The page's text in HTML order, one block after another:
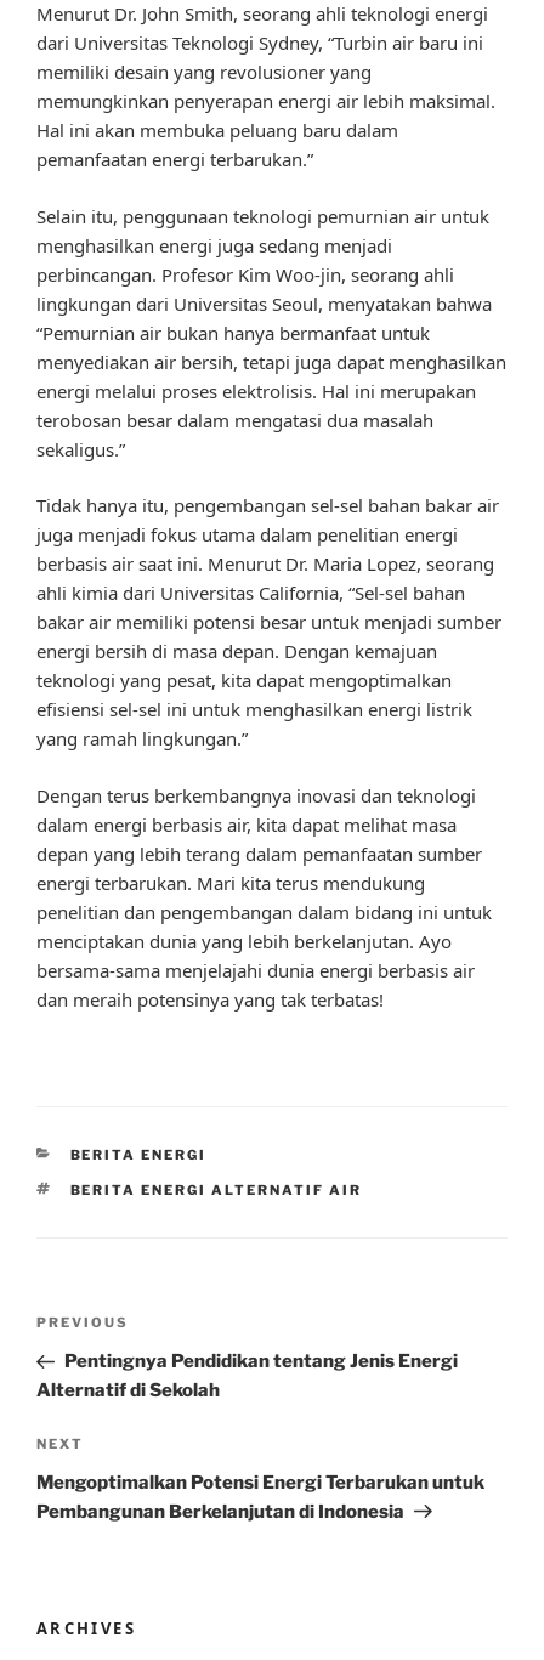
Menurut Dr. John Smith, seorang ahli teknologi energi
dari Universitas Teknologi Sydney, “Turbin air baru ini
memiliki desain yang revolusioner yang
memungkinkan penyerapan energi air lebih maksimal.
Hal ini akan membuka peluang baru dalam
pemanfaatan energi terbarukan.”
Selain itu, penggunaan teknologi pemurnian air untuk
menghasilkan energi juga sedang menjadi
perbincangan. Profesor Kim Woo-jin, seorang ahli
lingkungan dari Universitas Seoul, menyatakan bahwa
“Pemurnian air bukan hanya bermanfaat untuk
menyediakan air bersih, tetapi juga dapat menghasilkan
energi melalui proses elektrolisis. Hal ini merupakan
terobosan besar dalam mengatasi dua masalah
sekaligus.”
Tidak hanya itu, pengembangan sel-sel bahan bakar air
juga menjadi fokus utama dalam penelitian energi
berbasis air saat ini. Menurut Dr. Maria Lopez, seorang
ahli kimia dari Universitas California, “Sel-sel bahan
bakar air memiliki potensi besar untuk menjadi sumber
energi bersih di masa depan. Dengan kemajuan
teknologi yang pesat, kita dapat mengoptimalkan
efisiensi sel-sel ini untuk menghasilkan energi listrik
yang ramah lingkungan.”
Dengan terus berkembangnya inovasi dan teknologi
dalam energi berbasis air, kita dapat melihat masa
depan yang lebih terang dalam pemanfaatan sumber
energi terbarukan. Mari kita terus mendukung
penelitian dan pengembangan dalam bidang ini untuk
menciptakan dunia yang lebih berkelanjutan. Ayo
bersama-sama menjelajahi dunia energi berbasis air
dan meraih potensinya yang tak terbatas!
CATEGORIES
BERITA ENERGI
TAGS
BERITA ENERGI ALTERNATIF AIR
Previous
Post
PREVIOUS
Pentingnya Pendidikan tentang Jenis Energi
Alternatif di Sekolah
Next
Post
NEXT
Mengoptimalkan Potensi Energi Terbarukan untuk
Pembangunan Berkelanjutan di Indonesia
ARCHIVES